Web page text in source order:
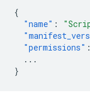
{
"name" :
"permissions" :
...
}